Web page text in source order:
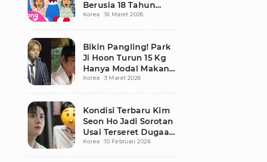
Berusia 18 Tahun
Bikin Publik
Korea 16 Maret 2026
Bikin Pangling! Park
Ji Hoon Turun 15 Kg
Hanya Modal Makan
Apel, Visual
Korea 3 Maret 2026
Kondisi Terbaru Kim
Seon Ho Jadi Sorotan
Usai Terseret Dugaan
Penggelapan Pajak
Korea 10 Februari 2026